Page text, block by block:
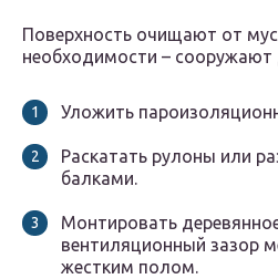
Поверхность очищают от
необходимости – сооружают
Уложить
Раскатать рулоны или
балками.
Монтировать
вентиляционный зазор
жестким полом.